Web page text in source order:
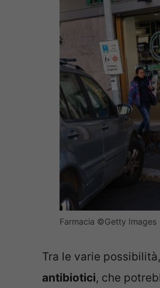
Farmacia ©Getty Images
Tra le varie
antibiotici, che